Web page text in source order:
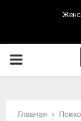
Главная